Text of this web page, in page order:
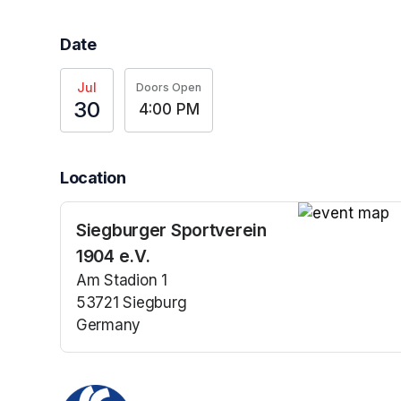
Date
Jul
30
Doors Open
4:00 PM
Location
Siegburger Sportverein
1904 e.V.
Am Stadion 1
53721 Siegburg
Germany
(opens in a new tab)